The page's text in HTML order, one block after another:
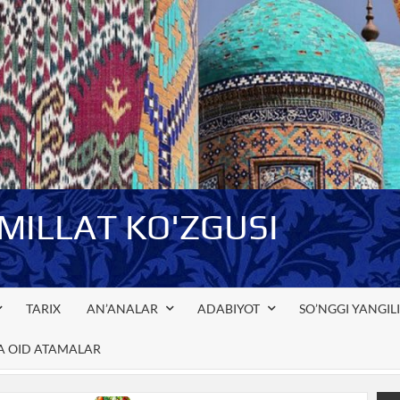
KO'ZGUSI
TARIX AN’ANALAR ADABIYOT SO’NGGI
OID ATAMALAR